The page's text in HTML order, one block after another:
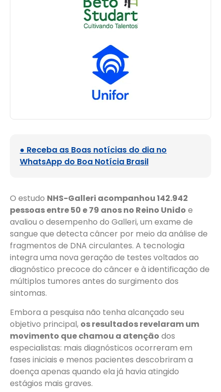
● Receba as Boas notícias do dia no
WhatsApp do Boa Notícia Brasil
O estudo NHS-Galleri acompanhou 142.942
pessoas entre 50 e 79 anos no Reino Unido e
avaliou o desempenho do Galleri, um exame de
sangue que detecta câncer por meio da análise de
fragmentos de DNA circulantes. A tecnologia
integra uma nova geração de testes voltados ao
diagnóstico precoce do câncer e à identificação de
múltiplos tumores antes do surgimento dos
sintomas.
Embora a pesquisa não tenha alcançado seu
objetivo principal, os resultados revelaram um
movimento que chamou a atenção dos
especialistas: mais diagnósticos ocorreram em
fases iniciais e menos pacientes descobriram a
doença apenas quando ela já havia atingido
estágios mais graves.